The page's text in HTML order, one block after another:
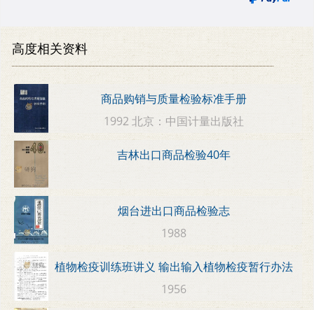
高度相关资料
商品购销与质量检验标准手册
1992 北京：中国计量出版社
吉林出口商品检验40年
烟台进出口商品检验志
1988
植物检疫训练班讲义 输出输入植物检疫暂行办法
1956